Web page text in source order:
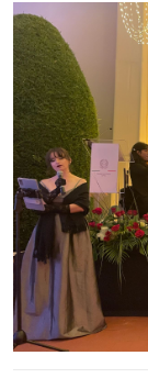
La Paz, il concerto